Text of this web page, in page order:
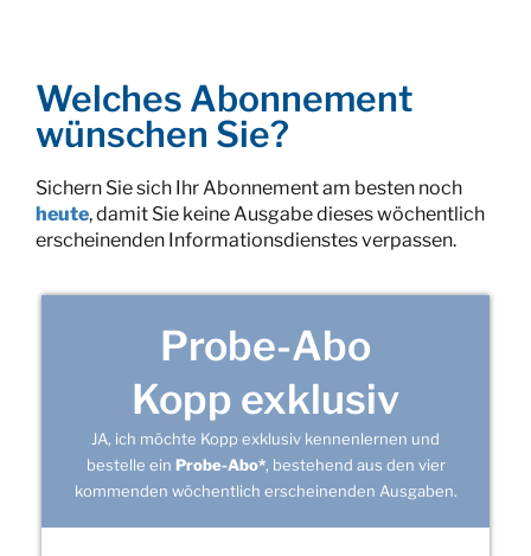
Welches Abonnement
wünschen Sie?
Sichern Sie sich Ihr Abonnement am besten noch
heute, damit Sie keine Ausgabe dieses wöchentlich
erscheinenden Informationsdienstes verpassen.
Probe-Abo
Kopp exklusiv
JA, ich möchte Kopp exklusiv kennenlernen und
bestelle ein Probe-Abo*, bestehend aus den vier
kommenden wöchentlich erscheinenden Ausgaben.